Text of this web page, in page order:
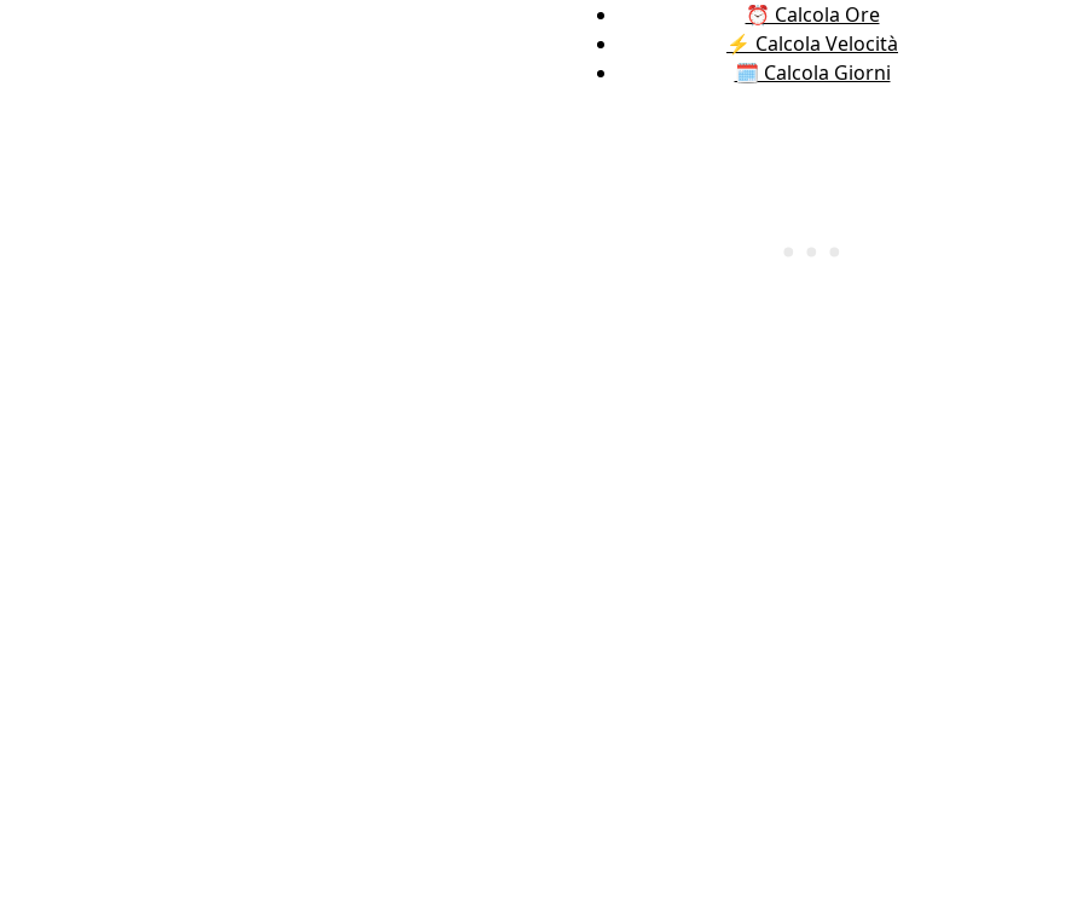
⏰ Calcola Ore
⚡️ Calcola Velocità
🗓️ Calcola Giorni